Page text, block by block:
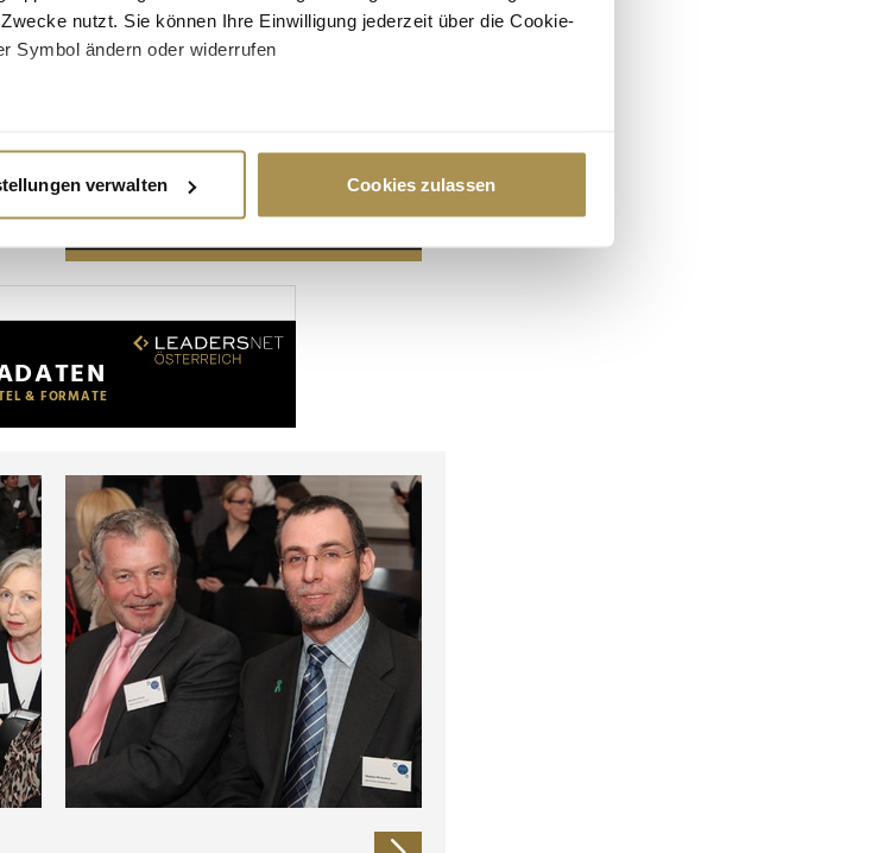
nutzt. Sie können Ihre Einwilligung jederzeit über die Cookie-
Symbol ändern oder widerrufen
verarbeitet werden, und legen Sie Ihre Präferenzen im
Funktionen für soziale Medien anbieten zu können
und Analysen weiter. Unsere Partner führen diese Informationen
ihnen bereitgestellt haben oder die sie im Rahmen Ihrer Nutzung
verwalten Cookies zulassen